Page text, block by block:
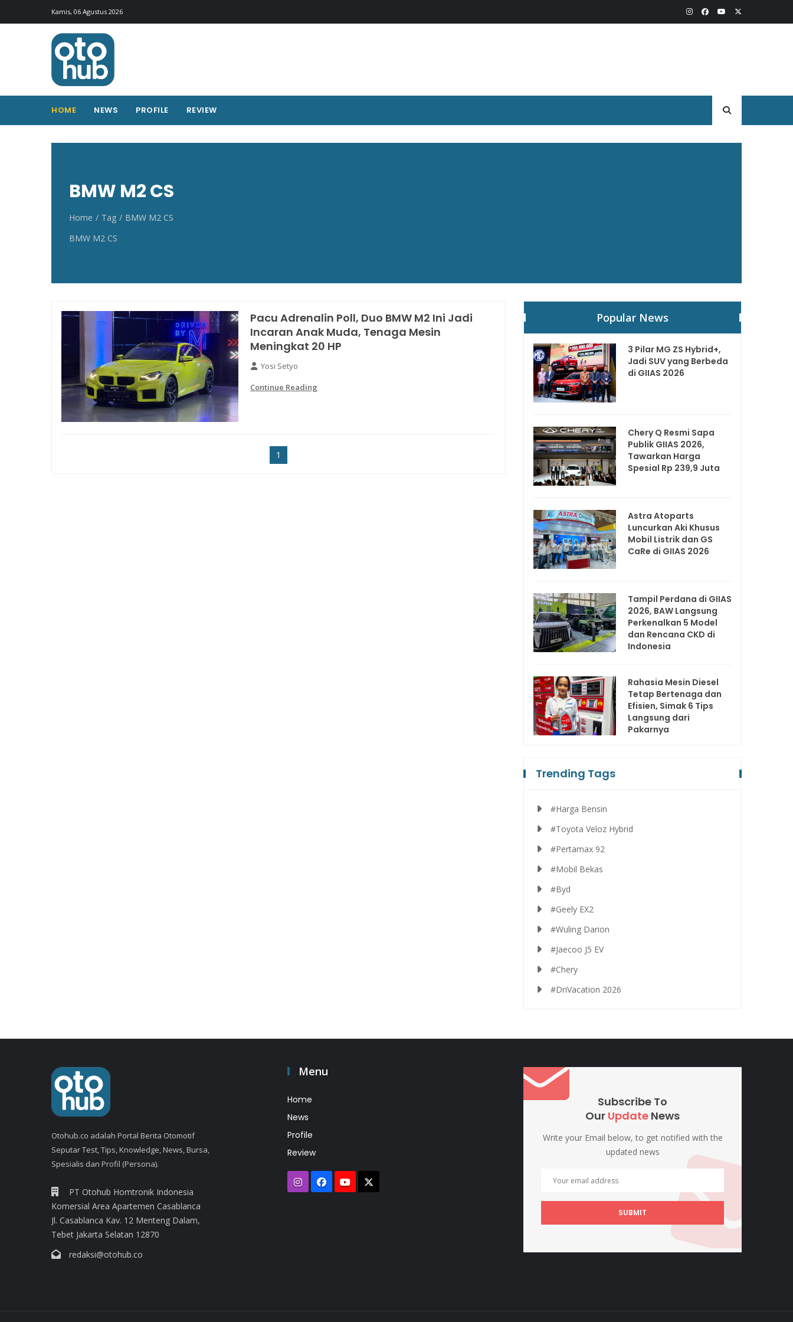
Kamis, 06 Agustus 2026
HOME NEWS PROFILE REVIEW
Otohub.co
Portal berita otomotif Indonesia terkini
BMW M2 CS
Home Tag
BMW M2 CS
BMW M2 CS
Pacu Adrenalin Poll, Duo BMW M2 Ini Jadi
Incaran Anak Muda, Tenaga Mesin
Meningkat 20 HP
Yosi Setyo
Continue Reading
1
Popular News
3 Pilar MG ZS Hybrid+,
Jadi SUV yang Berbeda
di GIIAS 2026
Chery Q Resmi Sapa
Publik GIIAS 2026,
Tawarkan Harga
Spesial Rp 239,9 Juta
Astra Atoparts
Luncurkan Aki Khusus
Mobil Listrik dan GS
CaRe di GIIAS 2026
Tampil Perdana di GIIAS
2026, BAW Langsung
Perkenalkan 5 Model
dan Rencana CKD di
Indonesia
Rahasia Mesin Diesel
Tetap Bertenaga dan
Efisien, Simak 6 Tips
Langsung dari
Pakarnya
Trending Tags
#Harga Bensin
#Toyota Veloz Hybrid
#Pertamax 92
#Mobil Bekas
#Byd
#Geely EX2
#Wuling Darion
#Jaecoo J5 EV
#Chery
#DriVacation 2026
Otohub.co adalah Portal Berita Otomotif
Seputar Test, Tips, Knowledge, News, Bursa,
Spesialis dan Profil (Persona).
PT Otohub Homtronik Indonesia
Komersial Area Apartemen Casablanca
Jl. Casablanca Kav. 12 Menteng Dalam,
Tebet Jakarta Selatan 12870
redaksi@otohub.co
Menu
Home
News
Profile
Review
Subscribe To
Our Update News
Write your Email below, to get notified with the
updated news
SUBMIT